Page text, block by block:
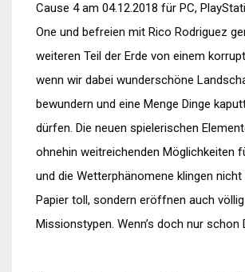
Cause 4 am 04.12.2018 für PC,
One und befreien mit Rico Rodriguez
weiteren Teil der Erde von einem
wenn wir dabei wunderschöne
bewundern und eine Menge Dinge
dürfen. Die neuen spielerischen
ohnehin weitreichenden Möglichkeiten
und die Wetterphänomene klingen
Papier toll, sondern eröffnen auch
Missionstypen. Wenn’s doch nur schon